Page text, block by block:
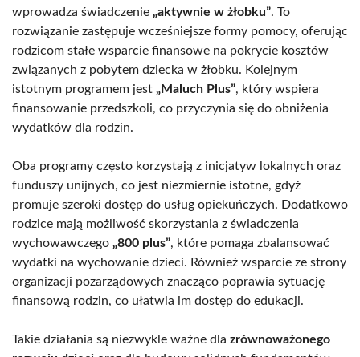
wprowadza świadczenie „aktywnie w żłobku”. To
rozwiązanie zastępuje wcześniejsze formy pomocy, oferując
rodzicom stałe wsparcie finansowe na pokrycie kosztów
związanych z pobytem dziecka w żłobku. Kolejnym
istotnym programem jest „Maluch Plus”, który wspiera
finansowanie przedszkoli, co przyczynia się do obniżenia
wydatków dla rodzin.
Oba programy często korzystają z inicjatyw lokalnych oraz
funduszy unijnych, co jest niezmiernie istotne, gdyż
promuje szeroki dostęp do usług opiekuńczych. Dodatkowo
rodzice mają możliwość skorzystania z świadczenia
wychowawczego „800 plus”, które pomaga zbalansować
wydatki na wychowanie dzieci. Również wsparcie ze strony
organizacji pozarządowych znacząco poprawia sytuację
finansową rodzin, co ułatwia im dostęp do edukacji.
Takie działania są niezwykle ważne dla zrównoważonego